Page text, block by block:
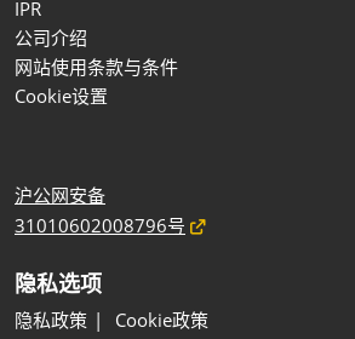
IPR
公司介绍
网站使用条款与条件
Cookie设置
沪公网安备
31010602008796号
隐私选项
隐私政策 Cookie政策